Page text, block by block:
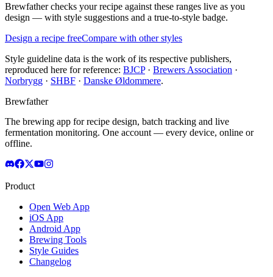
Brewfather checks your recipe against these ranges live as you
design — with style suggestions and a true-to-style badge.
Design a recipe freeCompare with other styles
Style guideline data is the work of its respective publishers,
reproduced here for reference: BJCP· Brewers Association ·
Norbrygg · SHBF · Danske Øldommere.
Brewfather
The brewing app for recipe design, batch tracking and live
fermentation monitoring. One account — every device, online or
offline.
Product
Open Web App
iOS App
Android App
Brewing Tools
Style Guides
Changelog